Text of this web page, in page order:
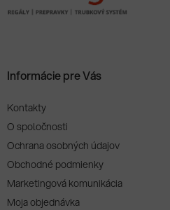
Informácie pre Vás
Kontakty
O spoločnosti
Ochrana osobných údajov
Obchodné podmienky
Marketingová komunikácia
Moja objednávka